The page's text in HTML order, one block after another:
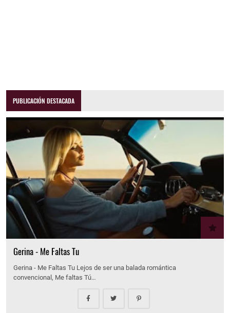
PUBLICACIÓN DESTACADA
Gerina - Me Faltas Tu
Gerina - Me Faltas Tu Lejos de ser una balada romántica
convencional, Me faltas Tú…